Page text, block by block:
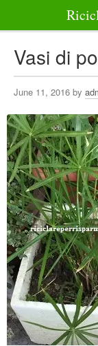
Bellezza Benessere e
Abbigliamento e
Varie
Vasi di
June 11, 2016 by